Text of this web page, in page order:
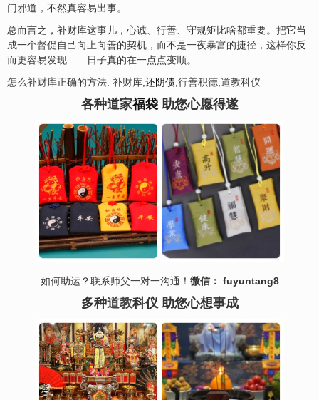
门邪道，不然真容易出事。
总而言之，补财库这事儿，心诚、行善、守规矩比啥都重要。把它当
成一个督促自己向上向善的契机，而不是一夜暴富的捷径，这样你反
而更容易发现——日子真的在一点点变顺。
怎么补财库正确的方法: 补财库,还阴债,行善积德,道教科仪
各种道家福袋助您心愿得遂
如何助运？联系师父一对一沟通！ 微信： fuyuntang8
多种道教科仪 助您心想事成